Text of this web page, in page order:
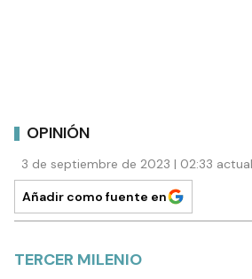
OPINIÓN
3 de septiembre de 2023 | 02:33
Añadir como fuente en
TERCER MILENIO